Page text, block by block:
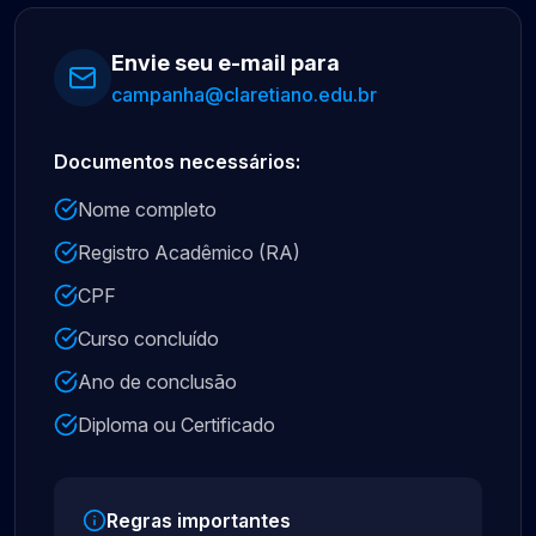
Envie seu e-mail para
campanha@claretiano.edu.br
Documentos necessários:
Nome completo
Registro Acadêmico (RA)
CPF
Curso concluído
Ano de conclusão
Diploma ou Certificado
Regras importantes